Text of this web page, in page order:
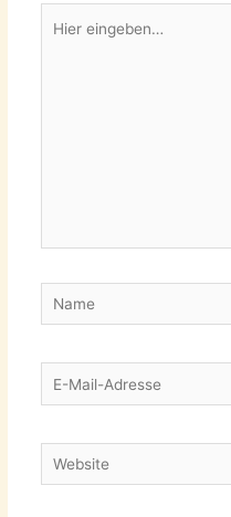
eingeben…
Name
E-
Mail-
Website